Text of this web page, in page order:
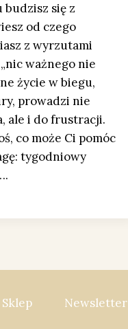
się z
od czego
z wyrzutami
ważnego nie
życie w biegu,
prowadzi nie
ale i do frustracji.
co może Ci pomóc
tygodniowy
Sklep Newsletter